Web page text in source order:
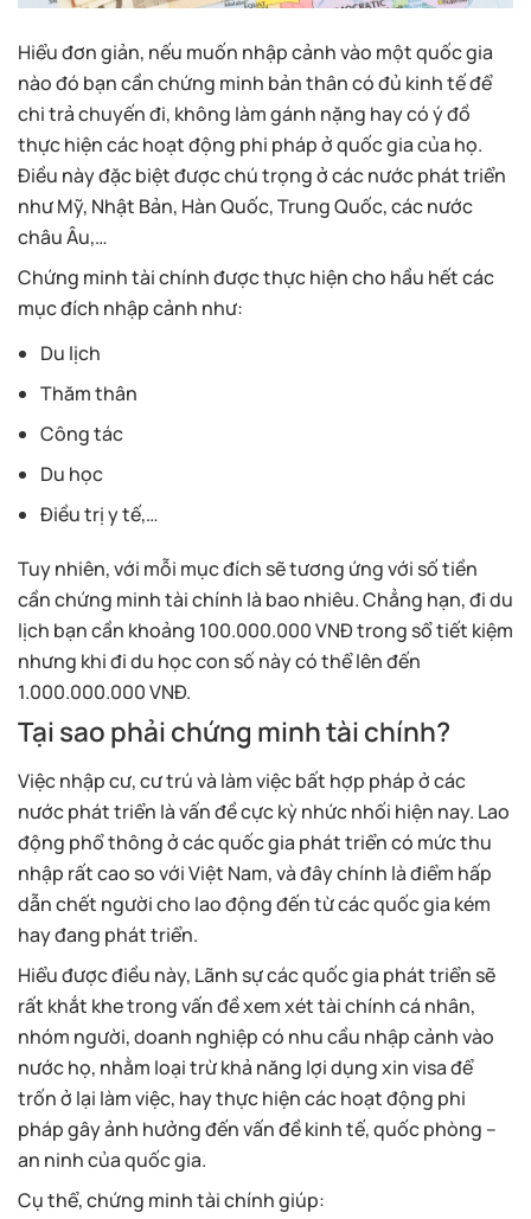
Hiểu đơn giản, nếu muốn nhập cảnh vào một quốc gia
nào đó bạn cần chứng minh bản thân có đủ kinh tế để
chi trả chuyến đi, không làm gánh nặng hay có ý đồ
thực hiện các hoạt động phi pháp ở quốc gia của họ.
Điều này đặc biệt được chú trọng ở các nước phát triển
như Mỹ, Nhật Bản, Hàn Quốc, Trung Quốc, các nước
châu Âu,…
Chứng minh tài chính được thực hiện cho hầu hết các
mục đích nhập cảnh như:
Du lịch
Thăm thân
Công tác
Du học
Điều trị y tế,…
Tuy nhiên, với mỗi mục đích sẽ tương ứng với số tiền
cần chứng minh tài chính là bao nhiêu. Chẳng hạn, đi du
lịch bạn cần khoảng 100.000.000 VNĐ trong sổ tiết kiệm
nhưng khi đi du học con số này có thể lên đến
1.000.000.000 VNĐ.
Tại sao phải chứng minh tài chính?
Việc nhập cư, cư trú và làm việc bất hợp pháp ở các
nước phát triển là vấn đề cực kỳ nhức nhối hiện nay. Lao
động phổ thông ở các quốc gia phát triển có mức thu
nhập rất cao so với Việt Nam, và đây chính là điểm hấp
dẫn chết người cho lao động đến từ các quốc gia kém
hay đang phát triển.
Hiểu được điều này, Lãnh sự các quốc gia phát triển sẽ
rất khắt khe trong vấn đề xem xét tài chính cá nhân,
nhóm người, doanh nghiệp có nhu cầu nhập cảnh vào
nước họ, nhằm loại trừ khả năng lợi dụng xin visa để
trốn ở lại làm việc, hay thực hiện các hoạt động phi
pháp gây ảnh hưởng đến vấn đề kinh tế, quốc phòng –
an ninh của quốc gia.
Cụ thể, chứng minh tài chính giúp: